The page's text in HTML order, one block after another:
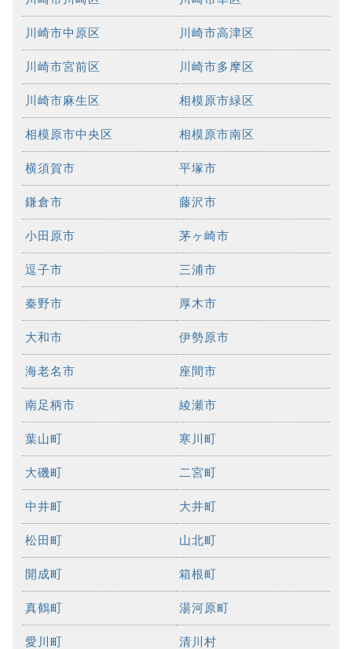
川崎市中原区 川崎市高津区
川崎市宮前区 川崎市多摩区
川崎市麻生区 相模原市緑区
相模原市中央区 相模原市南区
横須賀市 平塚市
鎌倉市 藤沢市
小田原市 茅ヶ崎市
逗子市 三浦市
秦野市 厚木市
大和市 伊勢原市
海老名市 座間市
南足柄市 綾瀬市
葉山町 寒川町
大磯町 二宮町
中井町 大井町
松田町 山北町
開成町 箱根町
真鶴町 湯河原町
愛川町 清川村